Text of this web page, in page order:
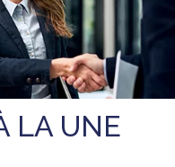
LA UNE